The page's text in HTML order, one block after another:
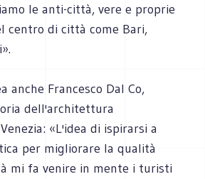
le anti-città, vere e proprie
centro di città come Bari,
anche Francesco Dal Co,
dell'architettura
«L'idea di ispirarsi a
per migliorare la qualità
mi fa venire in mente i turisti